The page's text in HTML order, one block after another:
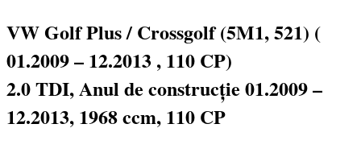
VW Golf Plus / Crossgolf (5M1, 521) (
01.2009 – 12.2013 , 110 CP)
2.0 TDI, Anul de construcție 01.2009 –
12.2013, 1968 ccm, 110 CP